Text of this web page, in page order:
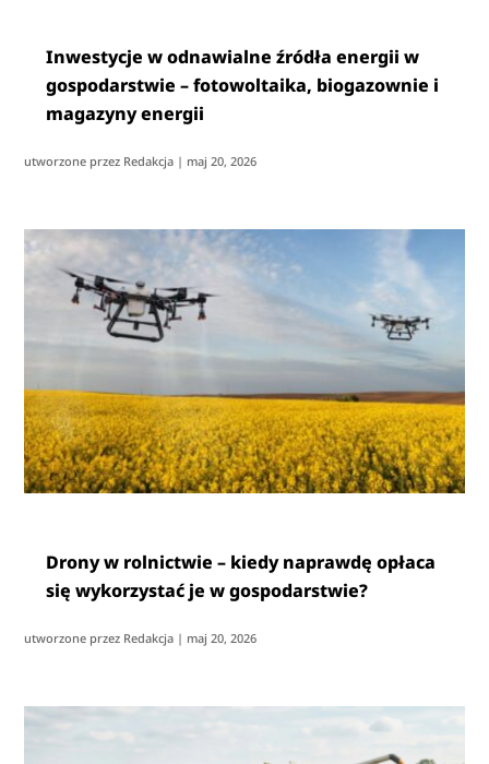
Inwestycje w odnawialne źródła energii w
gospodarstwie – fotowoltaika, biogazownie i
magazyny energii
utworzone przez Redakcja | maj 20, 2026
Drony w rolnictwie – kiedy naprawdę opłaca
się wykorzystać je w gospodarstwie?
utworzone przez Redakcja | maj 20, 2026